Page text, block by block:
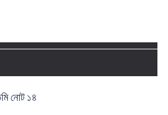
নোট ১৪